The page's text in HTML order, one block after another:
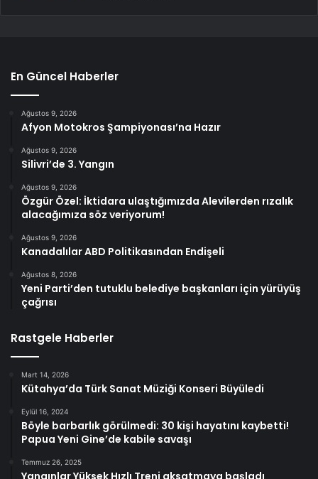
En Güncel Haberler
Ağustos 9, 2026
Afyon Motokros Şampiyonası’na Hazır
Ağustos 9, 2026
Silivri’de 3. Yangın
Ağustos 9, 2026
Özgür Özel: İktidara ulaştığımızda Alevilerden rızalık
alacağımıza söz veriyorum!
Ağustos 9, 2026
Kanadalılar ABD Politikasından Endişeli
Ağustos 8, 2026
Yeni Parti’den tutuklu belediye başkanları için yürüyüş
çağrısı
Rastgele Haberler
Mart 14, 2026
Kütahya’da Türk Sanat Müziği Konseri Büyüledi
Eylül 16, 2024
Böyle barbarlık görülmedi: 30 kişi hayatını kaybetti!
Papua Yeni Gine’de kabile savaşı
Temmuz 26, 2025
Yangınlar Yüksek Hızlı Treni aksatmaya başladı